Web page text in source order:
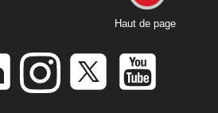
Haut de page